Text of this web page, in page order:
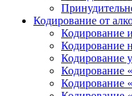
Кодирование от
Кодирование
Кодирование
Кодирование
Кодирование
Кодирование